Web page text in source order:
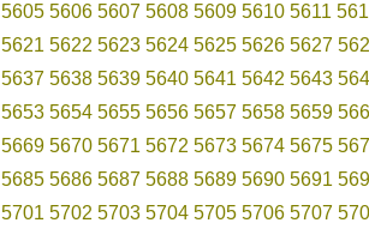
5605 5606 5607 5608 5609 5610 5611
5621 5622 5623 5624 5625 5626 5627
5637 5638 5639 5640 5641 5642 5643
5653 5654 5655 5656 5657 5658 5659
5669 5670 5671 5672 5673 5674 5675
5685 5686 5687 5688 5689 5690 5691
5701 5702 5703 5704 5705 5706 5707